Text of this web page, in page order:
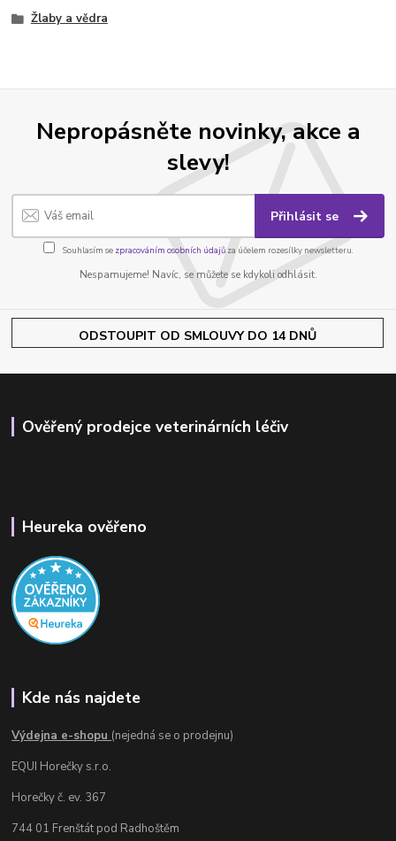
Žlaby a vědra
Nepropásněte novinky, akce a
slevy!
Přihlásit se
Souhlasím se zpracováním osobních údajůza účelem rozesílky newsletteru.
Nespamujeme! Navíc, se můžete se kdykoli odhlásit.
ODSTOUPIT OD SMLOUVY DO 14 DNŮ
Ověřený prodejce veterinárních léčiv
Heureka ověřeno
Kde nás najdete
Výdejna e-shopu (nejedná se o prodejnu)
EQUI Horečky s.r.o.
Horečky č. ev. 367
744 01 Frenštát pod Radhoštěm